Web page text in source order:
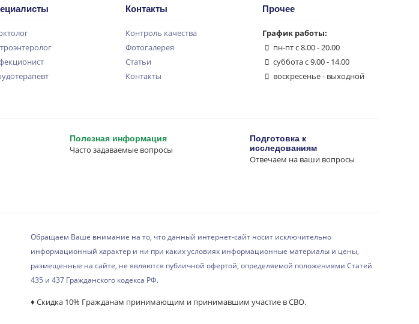
Контакты
Контроль качества
Фотогалерея
Статьи
Контакты
Прочее
График работы:
пн-пт с 8.00 - 20.00
суббота с 9.00 - 14.00
воскресенье - выходной
Полезная информация
Часто задаваемые вопросы
Подготовка к
исследованиям
Отвечаем на ваши вопросы
Обращаем Ваше внимание на то, что данный интернет-сайт носит исключительно
информационный характер и ни при каких условиях информационные материалы и цены,
размещенные на сайте, не являются публичной офертой, определяемой положениями Статей
435 и 437 Гражданского кодекса РФ.
♦ Скидка 10% Гражданам принимающим и принимавшим участие в СВО.